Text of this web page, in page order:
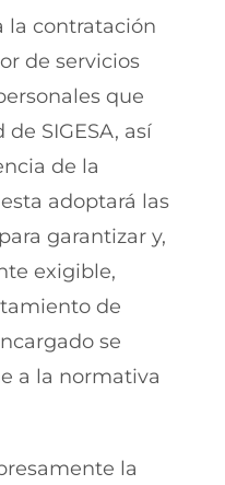
la contratación
de servicios
que
SIGESA, así
de la
adoptará las
garantizar y,
exigible,
de
se
a la normativa
la